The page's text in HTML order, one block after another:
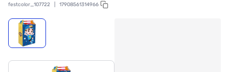
festcolor_107722 17908561314966